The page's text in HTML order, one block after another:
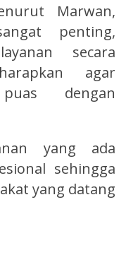
Marwan,
penting,
secara
agar
dengan
yang ada
sehingga
yang datang